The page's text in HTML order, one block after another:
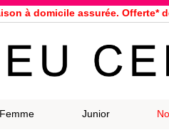
Service client à votre écoute au 04
répartis dans la France. Un à
Bon shopping chez Bleu
American Tourister,
Femme Junior